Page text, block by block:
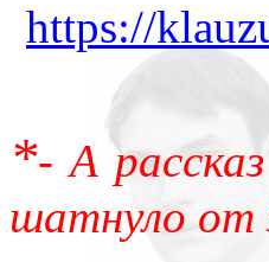
https://
*- А
шатнуло от